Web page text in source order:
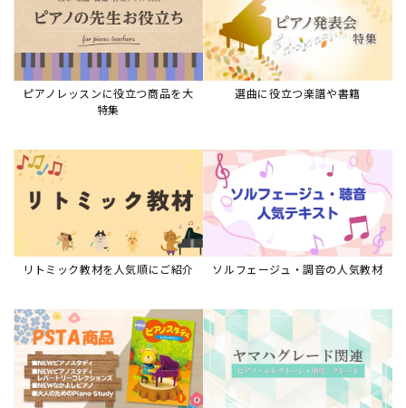
ピアノレッスンに役立つ商品を大
特集
選曲に役立つ楽譜や書籍
リトミック教材を人気順にご紹介 ソルフェージュ・調音の人気教材